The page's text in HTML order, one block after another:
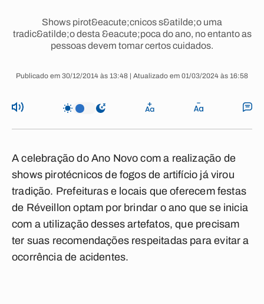
Shows pirot&eacute;cnicos s&atilde;o uma
tradic&atilde;o desta &eacute;poca do ano, no entanto as
pessoas devem tomar certos cuidados.
Publicado em 30/12/2014 às 13:48 | Atualizado em 01/03/2024 às 16:58
A celebração do Ano Novo com a realização de
shows pirotécnicos de fogos de artifício já virou
tradição. Prefeituras e locais que oferecem festas
de Réveillon optam por brindar o ano que se inicia
com a utilização desses artefatos, que precisam
ter suas recomendações respeitadas para evitar a
ocorrência de acidentes.